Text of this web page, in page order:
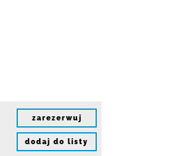
zarezerwuj
dodaj do listy